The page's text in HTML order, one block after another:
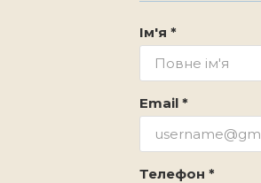
Ім'я *
Email *
Телефон *